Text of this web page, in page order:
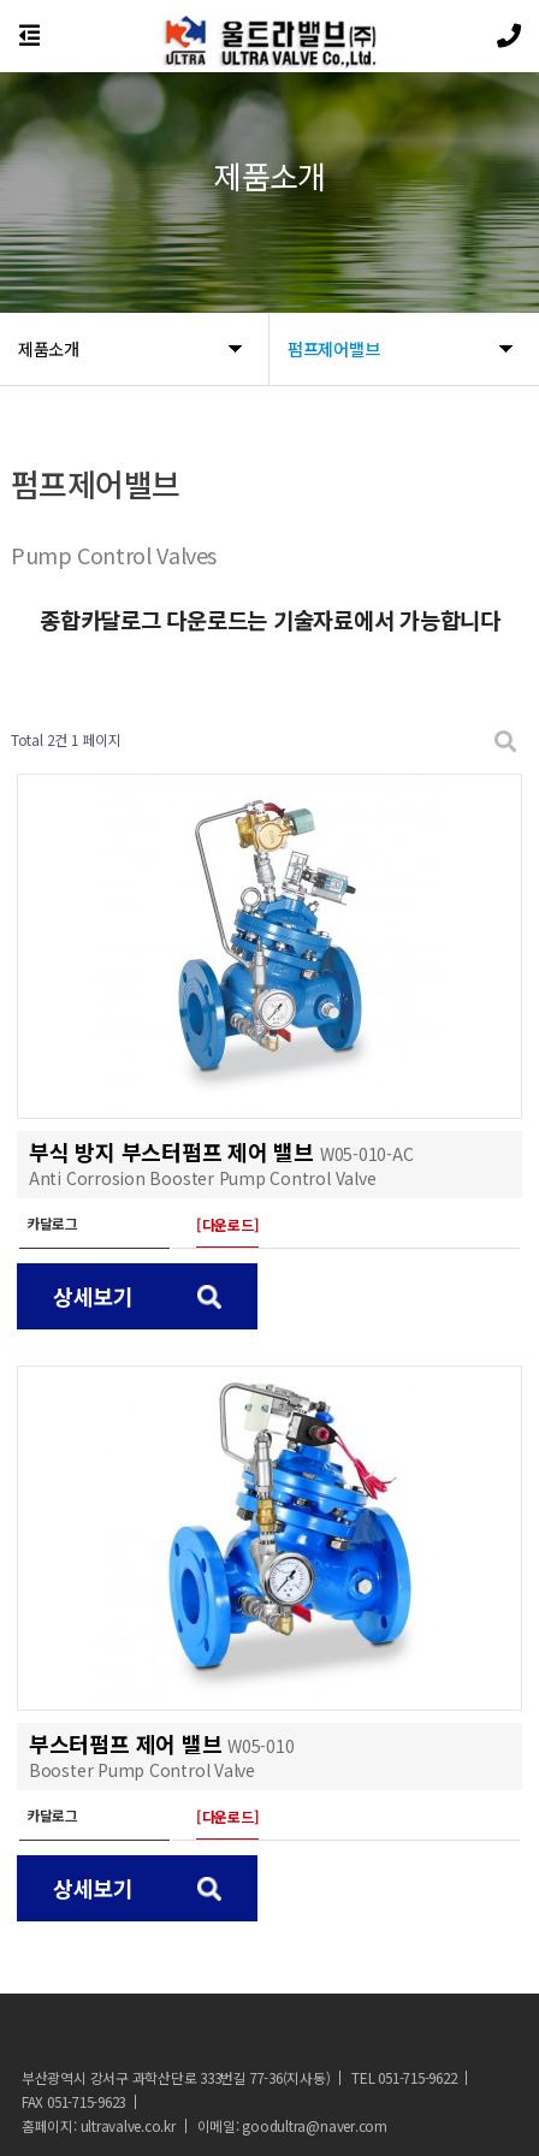
제품소개 펌프제어밸브
제품소개
펌프제어밸브
Pump Control Valves
종합카달로그 다운로드는 기술자료에서 가능합니다
Total 2건 1 페이지
부식 방지 부스터펌프 제어 밸브 W05-010-AC
Anti Corrosion Booster Pump Control Valve
카달로그 [다운로드]
상세보기
부스터펌프 제어 밸브W05-010
Booster Pump Control Valve
카달로그 [다운로드]
상세보기
부산광역시 강서구 과학산단로 333번길 77-36(지사동)
TEL 051-715-9622
FAX 051-715-9623
홈페이지: ultravalve.co.kr
이메일: goodultra@naver.com